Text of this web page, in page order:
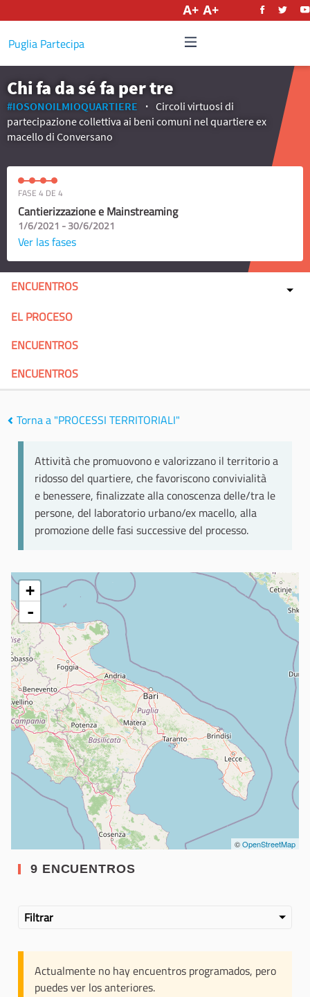
Puglia Partecipa
Chi fa da sé fa per tre
#IOSONOILMIOQUARTIERE
Circoli virtuosi di
partecipazione collettiva ai beni comuni nel quartiere ex
macello di Conversano
FASE 4 DE 4
Cantierizzazione e Mainstreaming
1/6/2021 - 30/6/2021
Ver las fases
ENCUENTROS
EL PROCESO
ENCUENTROS
ENCUENTROS
Torna a "PROCESSI TERRITORIALI"
Attività che promuovono e valorizzano il territorio a
ridosso del quartiere, che favoriscono convivialità
e benessere, finalizzate alla conoscenza delle/tra le
persone, del laboratorio urbano/ex macello, alla
promozione delle fasi successive del processo.
+
-
©OpenStreetMap
9 ENCUENTROS
Filtrar
Actualmente no hay encuentros programados, pero
puedes ver los anteriores.